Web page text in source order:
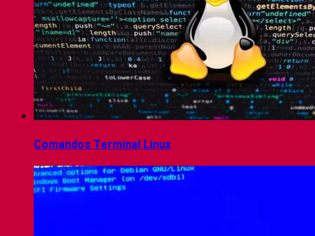
Comandos Terminal Linux